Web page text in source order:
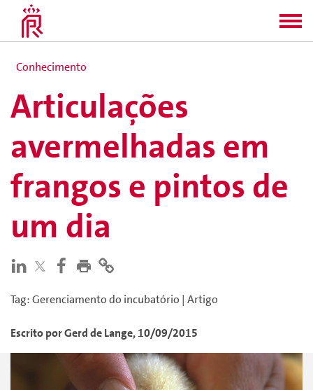
Conhecimento
Articulações
avermelhadas em
frangos e pintos de
um dia
Tag:Gerenciamento do incubatório | Artigo
Escrito porGerdde Lange,10/09/2015